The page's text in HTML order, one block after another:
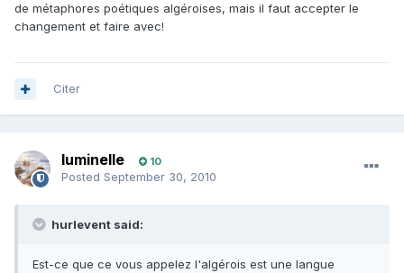
de métaphores poétiques algéroises, mais il faut accepter le
changement et faire avec!
Citer
luminelle 10
Posted September 30, 2010
hurlevent said:
Est-ce que ce vous appelez l'algérois est une langue